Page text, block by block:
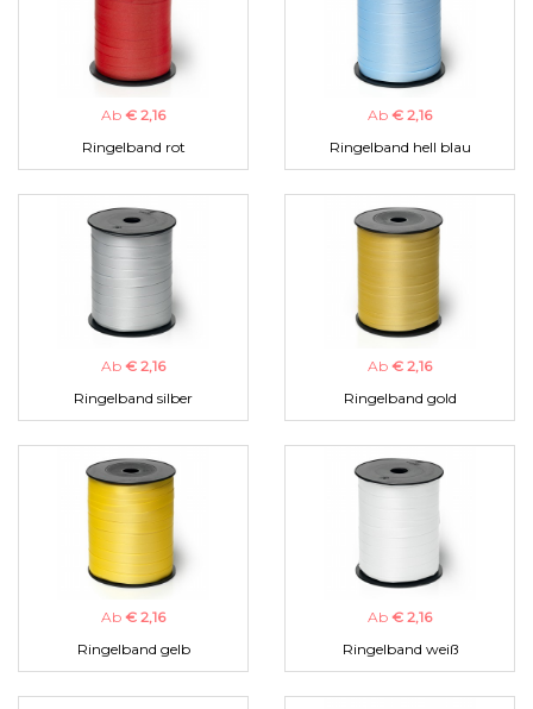
Ab € 2,16
Ringelband rot
Ab € 2,16
Ringelband hell blau
Ab € 2,16
Ringelband silber
Ab € 2,16
Ringelband gold
Ab € 2,16
Ringelband gelb
Ab € 2,16
Ringelband weiß